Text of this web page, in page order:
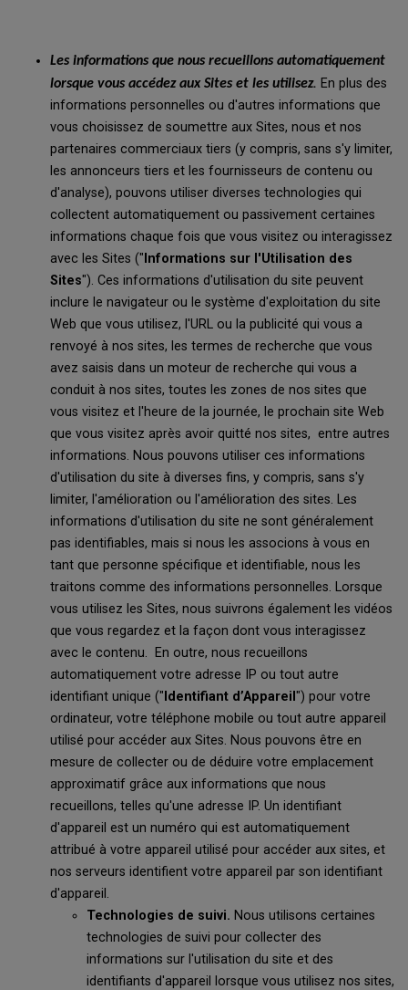
Les informations que nous recueillons automatiquement
lorsque vous accédez aux Sites et les utilisez. En plus des
informations personnelles ou d'autres informations que
vous choisissez de soumettre aux Sites, nous et nos
partenaires commerciaux tiers (y compris, sans s'y limiter,
les annonceurs tiers et les fournisseurs de contenu ou
d'analyse), pouvons utiliser diverses technologies qui
collectent automatiquement ou passivement certaines
informations chaque fois que vous visitez ou interagissez
avec les Sites (" Informations sur l'Utilisation des
Sites"). Ces informations d'utilisation du site peuvent
inclure le navigateur ou le système d'exploitation du site
Web que vous utilisez, l'URL ou la publicité qui vous a
renvoyé à nos sites, les termes de recherche que vous
avez saisis dans un moteur de recherche qui vous a
conduit à nos sites, toutes les zones de nos sites que
vous visitez et l'heure de la journée, le prochain site Web
que vous visitez après avoir quitté nos sites, entre autres
informations. Nous pouvons utiliser ces informations
d'utilisation du site à diverses fins, y compris, sans s'y
limiter, l'amélioration ou l'amélioration des sites. Les
informations d'utilisation du site ne sont généralement
pas identifiables, mais si nous les associons à vous en
tant que personne spécifique et identifiable, nous les
traitons comme des informations personnelles. Lorsque
vous utilisez les Sites, nous suivrons également les vidéos
que vous regardez et la façon dont vous interagissez
avec le contenu. En outre, nous recueillons
automatiquement votre adresse IP ou tout autre
identifiant unique (" Identifiant d’Appareil ") pour votre
ordinateur, votre téléphone mobile ou tout autre appareil
utilisé pour accéder aux Sites. Nous pouvons être en
mesure de collecter ou de déduire votre emplacement
approximatif grâce aux informations que nous
recueillons, telles qu'une adresse IP. Un identifiant
d'appareil est un numéro qui est automatiquement
attribué à votre appareil utilisé pour accéder aux sites, et
nos serveurs identifient votre appareil par son identifiant
d'appareil.
Technologies de suivi. Nous utilisons certaines
technologies de suivi pour collecter des
informations sur l'utilisation du site et des
identifiants d'appareil lorsque vous utilisez nos sites,